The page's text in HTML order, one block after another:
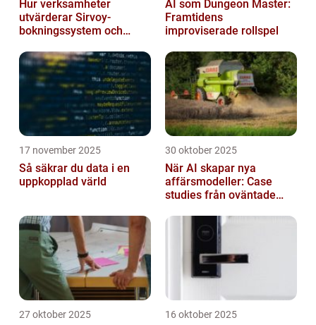
Hur verksamheter
utvärderar Sirvoy-
bokningssystem och
AI som Dungeon Master:
Framtidens
improviserade rollspel
17 november 2025
Så säkrar du data i en
uppkopplad värld
30 oktober 2025
När AI skapar nya
affärsmodeller: Case
studies från oväntade
27 oktober 2025 16 oktober 2025